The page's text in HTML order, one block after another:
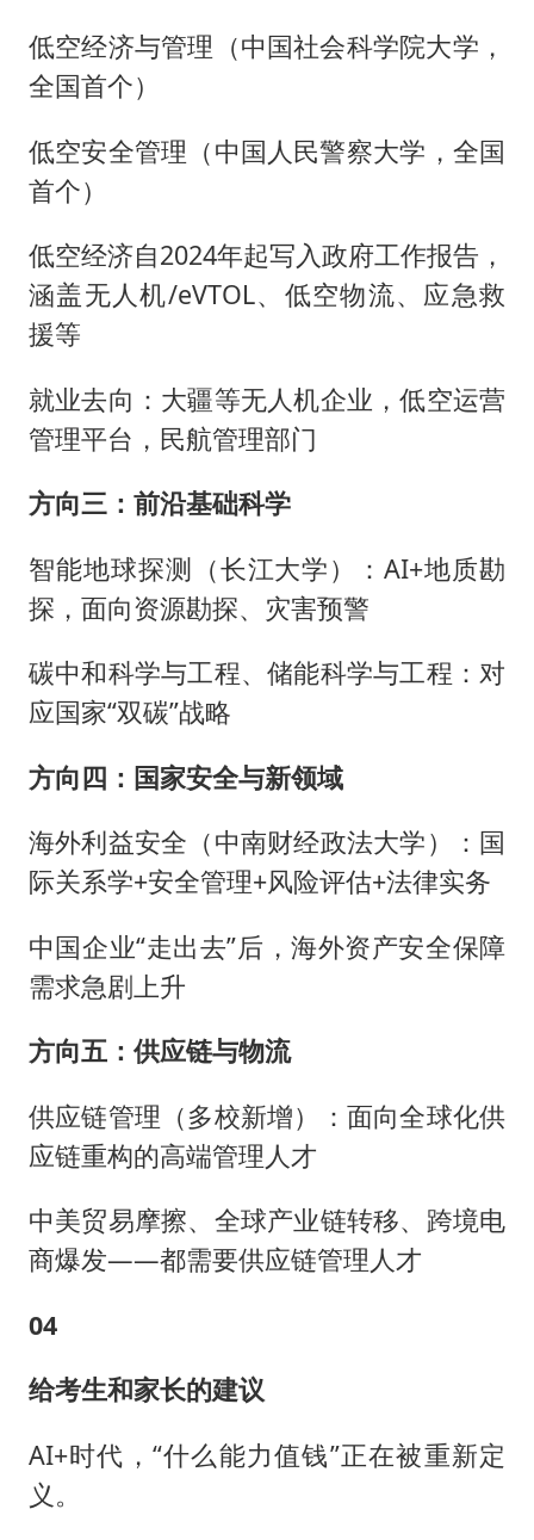
低空经济与管理（中国社会科学院大学‌，
全国首个）
低空安全管理（中国人民警察大学‌，全国
首个）
低空经济自2024年起写入政府工作报告，
涵盖无人机/eVTOL、低空物流、应急救
援等
就业去向：大疆等无人机企业，低空运营
管理平台，民航管理部门
方向三：前沿基础科学
智能地球探测（长江大学）：AI+地质勘
探，面向资源勘探、灾害预警
碳中和科学与工程、储能科学与工程：对
应国家“双碳”战略
方向四：国家安全与新领域
海外利益安全（中南财经政法大学）：国
际关系学+安全管理+风险评估+法律实务
中国企业“走出去”后，海外资产安全保障
需求急剧上升
方向五：供应链与物流
供应链管理（多校新增）：面向全球化供
应链重构的高端管理人才
中美贸易摩擦、全球产业链转移、跨境电
商爆发——都需要供应链管理人才
04
给考生和家长的建议
AI+时代，“什么能力值钱”正在被重新定
义。